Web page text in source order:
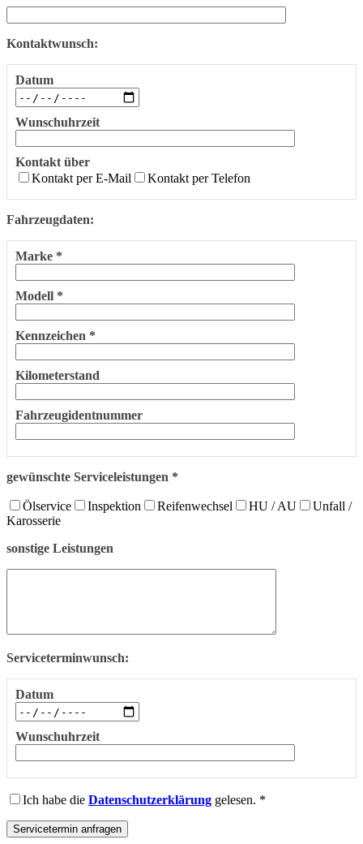
Kontaktwunsch:
Datum
Wunschuhrzeit
Kontakt über
Kontakt per E-Mail
Kontakt per Telefon
Fahrzeugdaten:
Marke *
Modell *
Kennzeichen *
Kilometerstand
Fahrzeugidentnummer
gewünschte Serviceleistungen *
Ölservice Inspektion Reifenwechsel HU / AU
Unfall /
Karosserie
sonstige Leistungen
Serviceterminwunsch:
Datum
Wunschuhrzeit
Ich habe die Datenschutzerklärung gelesen. *